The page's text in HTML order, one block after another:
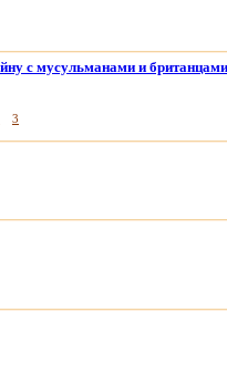
с мусульманами и
3